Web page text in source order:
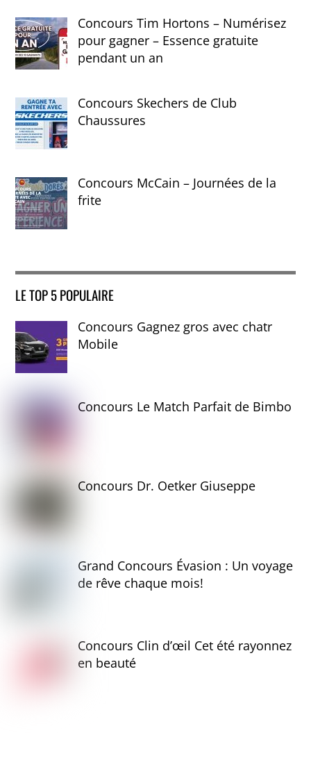
Concours Tim Hortons – Numérisez
pour gagner – Essence gratuite
pendant un an
Concours Skechers de Club
Chaussures
Concours McCain – Journées de la
frite
LE TOP 5 POPULAIRE
Concours Gagnez gros avec chatr
Mobile
Concours Le Match Parfait de Bimbo
Concours Dr. Oetker Giuseppe
Grand Concours Évasion : Un voyage
de rêve chaque mois!
Concours Clin d’œil Cet été rayonnez
en beauté